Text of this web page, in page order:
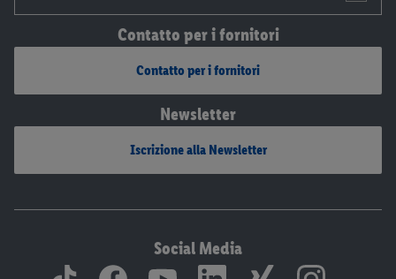
Contatto per i fornitori
Contatto per i fornitori
Newsletter
Iscrizione alla Newsletter
Social Media